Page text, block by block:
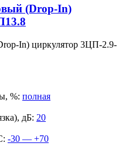
(Drop-In)
In) циркулятор 3ЦП-2.9-
%: полная
дБ: 20
: -30 — +70